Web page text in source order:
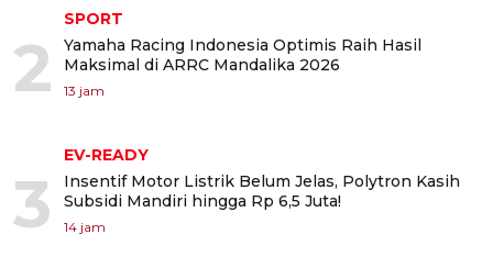
2
SPORT
Yamaha Racing Indonesia Optimis Raih Hasil
Maksimal di ARRC Mandalika 2026
13 jam
3
EV-READY
Insentif Motor Listrik Belum Jelas, Polytron Kasih
Subsidi Mandiri hingga Rp 6,5 Juta!
14 jam